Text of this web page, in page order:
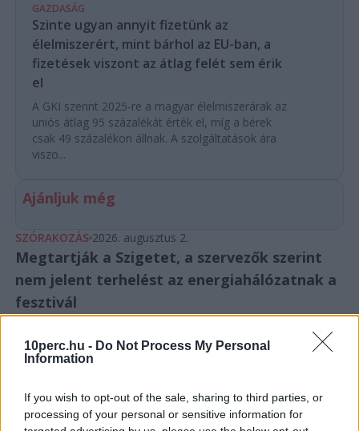
10perc.hu - Do Not Process My Personal
Information
If you wish to opt-out of the sale, sharing to third parties, or
processing of your personal or sensitive information for
GAZDASÁG
Szinte ugyan annyit fizetünk az
élelmiszerért, mint bárhol az EU-ban, a
fizetések viszont az átlag felét sem érik
el
A GKI szerint 2025-re a magyar élelmiszerárak az
uniós átlag 95 százalékát érték el, míg a bérek
csak 49 százalékon állnak. A szolgáltatások ára
viszo...
Ajánljuk még
SZÓRAKOZÁS 2026. augusztus 2.
Megtartják a Szigetet, a szervezők szerint
nem jelent terhelést az energiahálózatnak a
fesztivál